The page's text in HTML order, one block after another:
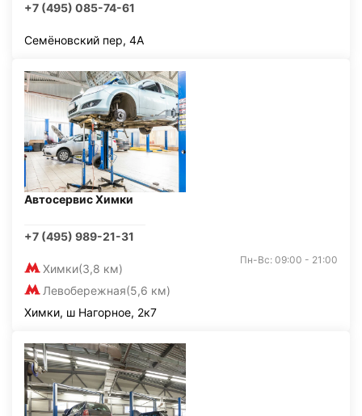
+7 (495) 085-74-61
Семёновский пер, 4А
Автосервис Химки
+7 (495) 989-21-31
Химки(3,8 км)
Левобережная(5,6 км)
Пн-Вс: 09:00 - 21:00
Химки, ш Нагорное, 2к7